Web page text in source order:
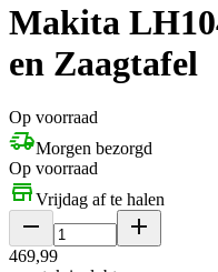
Makita
en Zaagtafel
Op voorraad
Morgen bezorgd
Op voorraad
Vrijdag af te halen
469,99